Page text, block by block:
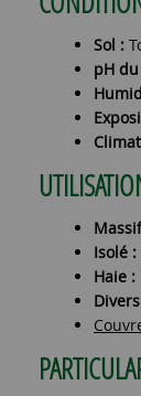
Sol :
pH
Isolé :
Haie :